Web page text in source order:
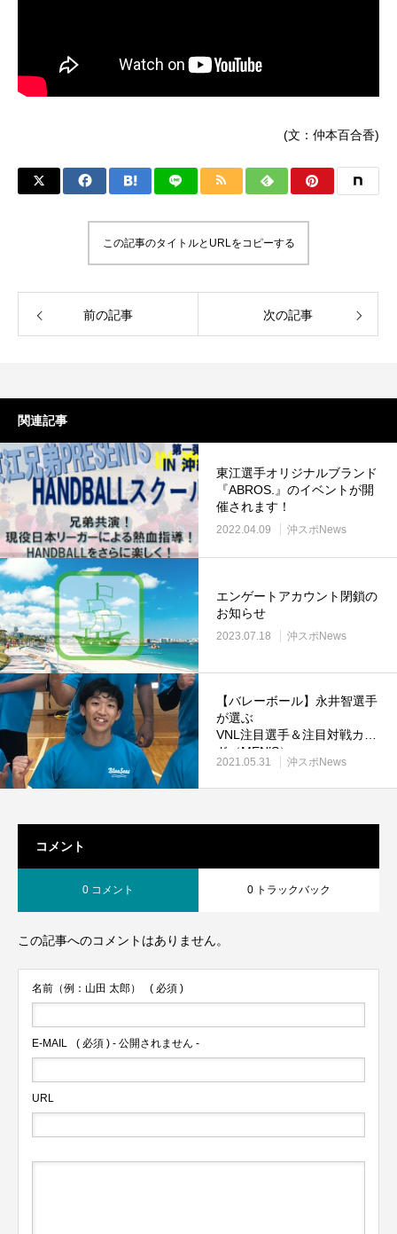
(文：仲本百合香)
この記事のタイトルとURLをコピーする
前の記事 次の記事
関連記事
東江選手オリジナルブランド
『ABROS.』のイベントが開
催されます！
2022.04.09 沖スポNews
エンゲートアカウント閉鎖の
お知らせ
2023.07.18 沖スポNews
【バレーボール】永井智選手
が選ぶ
VNL注目選手＆注目対戦カー
ド（MEN’S）
2021.05.31 沖スポNews
コメント
0 コメント 0 トラックバック
この記事へのコメントはありません。
名前（例：山田 太郎） ( 必須 )
E-MAIL ( 必須 ) - 公開されません -
URL